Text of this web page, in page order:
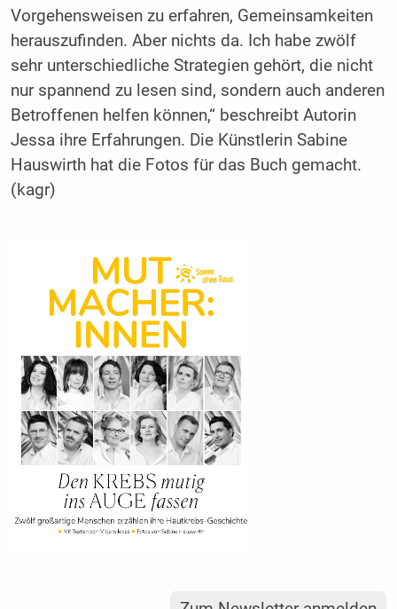
Vorgehensweisen zu erfahren, Gemeinsamkeiten
herauszufinden. Aber nichts da. Ich habe zwölf
sehr unterschiedliche Strategien gehört, die nicht
nur spannend zu lesen sind, sondern auch anderen
Betroffenen helfen können,“ beschreibt Autorin
Jessa ihre Erfahrungen. Die Künstlerin Sabine
Hauswirth hat die Fotos für das Buch gemacht.
(kagr)